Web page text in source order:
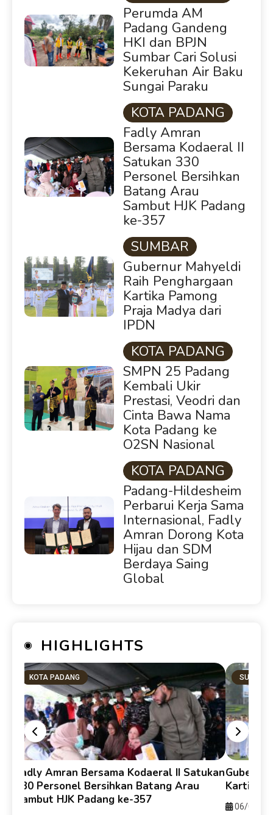
Perumda AM
Padang Gandeng
HKI dan BPJN
Sumbar Cari Solusi
Kekeruhan Air Baku
Sungai Paraku
KOTA PADANG
Fadly Amran
Bersama Kodaeral II
Satukan 330
Personel Bersihkan
Batang Arau
Sambut HJK Padang
ke-357
SUMBAR
Gubernur Mahyeldi
Raih Penghargaan
Kartika Pamong
Praja Madya dari
IPDN
KOTA PADANG
SMPN 25 Padang
Kembali Ukir
Prestasi, Veodri dan
Cinta Bawa Nama
Kota Padang ke
O2SN Nasional
KOTA PADANG
Padang-Hildesheim
Perbarui Kerja Sama
Internasional, Fadly
Amran Dorong Kota
Hijau dan SDM
Berdaya Saing
Global
HIGHLIGHTS
KOTA PADANG
Fadly Amran Bersama Kodaeral II Satukan
330 Personel Bersihkan Batang Arau
Sambut HJK Padang ke-357
SUMBAR
Kartika
06/08/